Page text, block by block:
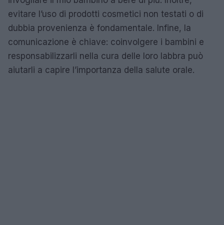
evitare l’uso di prodotti cosmetici non testati o di
dubbia provenienza è fondamentale. Infine, la
comunicazione è chiave: coinvolgere i bambini e
responsabilizzarli nella cura delle loro labbra può
aiutarli a capire l’importanza della salute orale.